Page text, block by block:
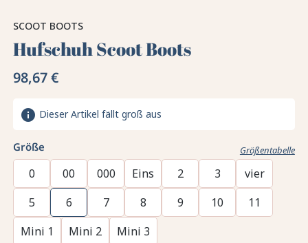
SCOOT BOOTS
Hufschuh Scoot Boots
98,67 €
info Dieser Artikel fällt groß aus
Größe Größentabelle
0 00 000 Eins 2 3
vier
5
6 7 8 9 10
11
Mini 1
Mini 2 Mini 3